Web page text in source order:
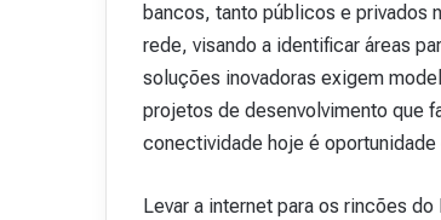
bancos, tanto públicos e privados
rede, visando a identificar áreas
soluções inovadoras exigem
projetos de desenvolvimento que
conectividade hoje é
Levar a internet para os rincões